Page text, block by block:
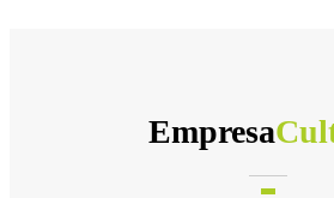
Empresa